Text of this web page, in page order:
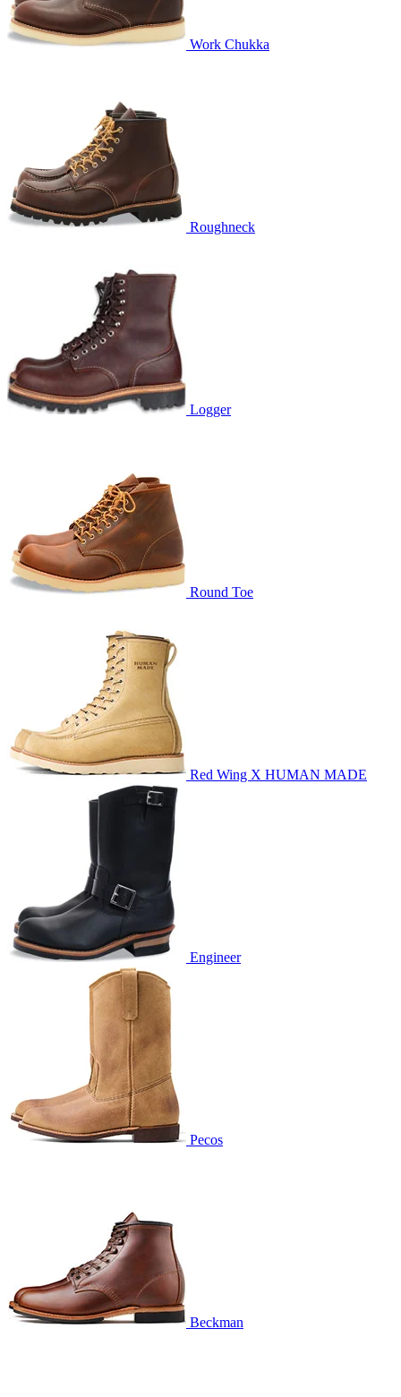
Work Chukka
Roughneck
Logger
Round Toe
Red Wing X HUMAN MADE
Engineer
Pecos
Beckman